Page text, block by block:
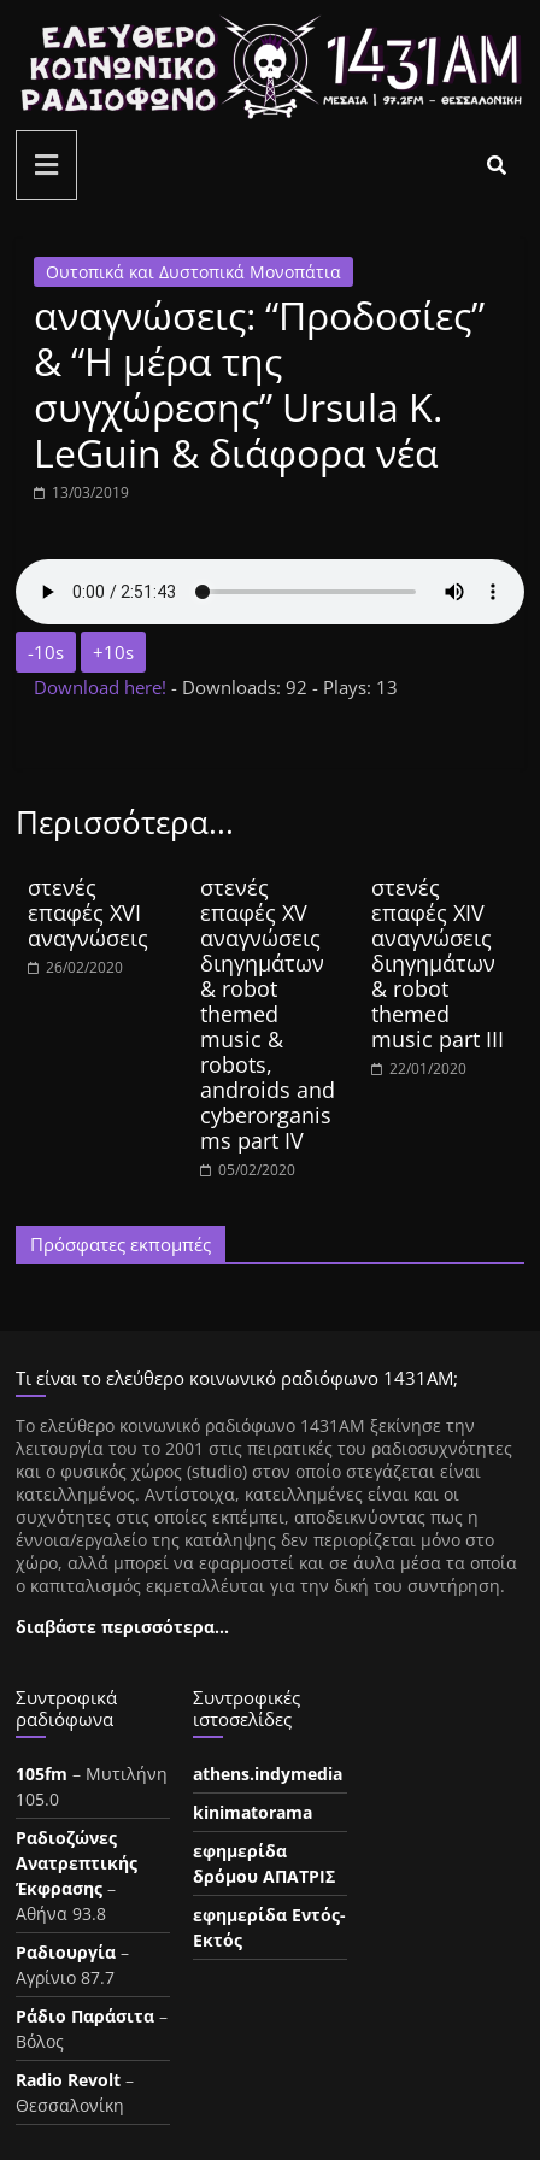
περιεχόμενο
ελεύθερο
κοινωνικό
ραδιόφωνο
1431AM
Ουτοπικά και Δυστοπικά Μονοπάτια
αναγνώσεις: “Προδοσίες”
& “Η μέρα της
συγχώρεσης” Ursula K.
LeGuin & διάφορα νέα
13/03/2019
-10s
+10s
Download here!- Downloads: 92 - Plays: 13
Περισσότερα...
στενές
επαφές XVI
αναγνώσεις
26/02/2020
στενές
επαφές XV
αναγνώσεις
διηγημάτων
& robot
themed
music &
robots,
androids and
cyberorganis
ms part IV
05/02/2020
στενές
επαφές XIV
αναγνώσεις
διηγημάτων
& robot
themed
music part III
22/01/2020
Πρόσφατες εκπομπές
Τι είναι το ελεύθερο κοινωνικό ραδιόφωνο 1431ΑΜ;
Tο ελεύθερο κοινωνικό ραδιόφωνο 1431AM ξεκίνησε την
λειτουργία του το 2001 στις πειρατικές του ραδιοσυχνότητες
και ο φυσικός χώρος (studio) στον οποίο στεγάζεται είναι
κατειλλημένος. Αντίστοιχα, κατειλλημένες είναι και οι
συχνότητες στις οποίες εκπέμπει, αποδεικνύοντας πως η
έννοια/εργαλείο της κατάληψης δεν περιορίζεται μόνο στο
χώρο, αλλά μπορεί να εφαρμοστεί και σε άυλα μέσα τα οποία
ο καπιταλισμός εκμεταλλέυται για την δική του συντήρηση.
διαβάστε περισσότερα…
Συντροφικά
ραδιόφωνα
105fm – Μυτιλήνη
105.0
Ραδιοζώνες
Ανατρεπτικής
Έκφρασης –
Αθήνα 93.8
Ραδιουργία –
Αγρίνιο 87.7
Ράδιο Παράσιτα –
Βόλος
Radio Revolt –
Θεσσαλονίκη
Συντροφικές
ιστοσελίδες
athens.indymedia
kinimatorama
εφημερίδα
δρόμου ΑΠΑΤΡΙΣ
εφημερίδα Εντός-
Εκτός